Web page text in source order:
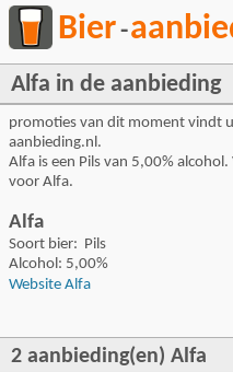
Bier-
Alfa in de aanbieding
promoties van dit moment vindt
aanbieding.nl.
Alfa is een Pils van 5,00%
voor Alfa.
Alfa
Soort bier: Pils
Alcohol: 5,00%
Website Alfa
2 aanbieding(en) Alfa